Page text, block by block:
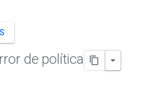
de política